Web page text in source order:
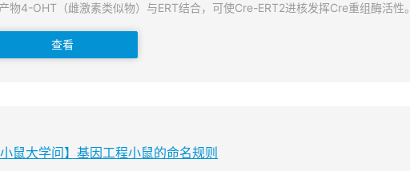
物4-OHT（雌激素类似物）与ERT结合，可使Cre-ERT2进核发挥Cre重组酶活性。
查看
小鼠大学问】基因工程小鼠的命名规则